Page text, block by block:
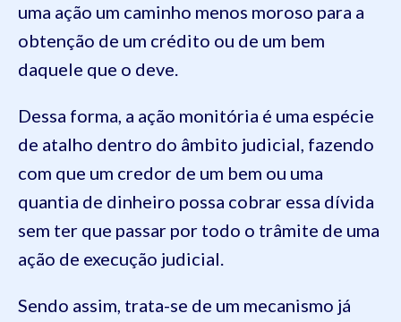
uma ação um caminho menos moroso para a
obtenção de um crédito ou de um bem
daquele que o deve.
Dessa forma, a ação monitória é uma espécie
de atalho dentro do âmbito judicial, fazendo
com que um credor de um bem ou uma
quantia de dinheiro possa cobrar essa dívida
sem ter que passar por todo o trâmite de uma
ação de execução judicial.
Sendo assim, trata-se de um mecanismo já